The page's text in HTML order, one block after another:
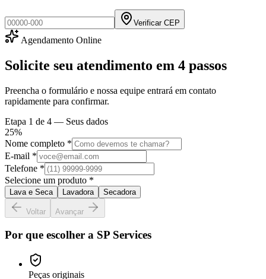
Verificar CEP
Agendamento Online
Solicite seu atendimento em 4 passos
Preencha o formulário e nossa equipe entrará em contato
rapidamente para confirmar.
Etapa 1 de 4 — Seus dados
25%
Nome completo *
E-mail *
Telefone *
Selecione um produto *
Lava e Seca Lavadora Secadora
Voltar Avançar
Por que escolher a SP Services
Peças originais